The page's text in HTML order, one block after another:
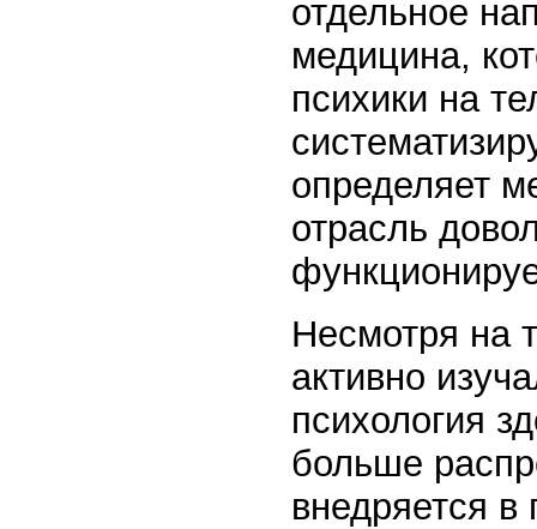
отдельное
медицина,
психики на
определяет
отрасль
Несмотря на
активно
психология
больше
внедряется в